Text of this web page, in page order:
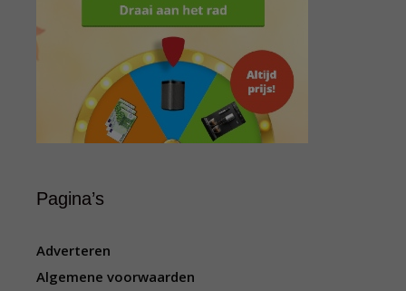
Pagina’s
Adverteren
Algemene voorwaarden